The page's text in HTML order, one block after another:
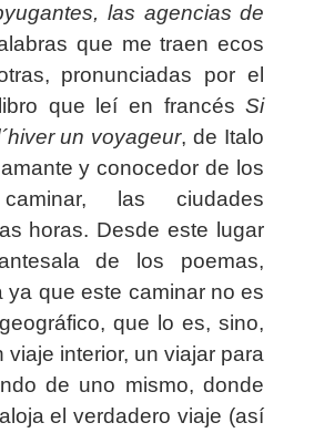
las agencias de
que me traen ecos
pronunciadas por el
que leí en francésSi
un voyageur, de Italo
y conocedor de los
las ciudades
horas. Desde este lugar
de los poemas,
ya que este caminar no es
que lo es, sino,
viaje interior, un viajar para
de uno mismo, donde
el verdadero viaje (así